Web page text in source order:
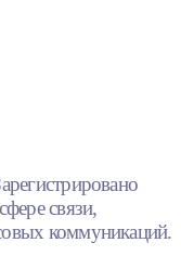
связи,
коммуникаций.